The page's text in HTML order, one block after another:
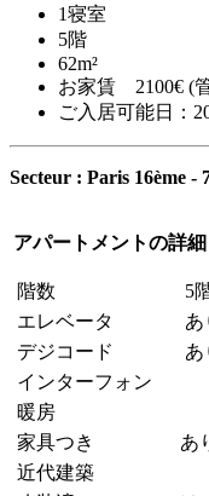
1寝室
5階
62m²
お家賃 2100€ (
ご入居可能日：
Secteur : Paris 16ème -
アパートメントの詳細
階数
5
エレベータ
あ
デジコード
あ
インターフォン
暖房
家具つき
あ
近代建築